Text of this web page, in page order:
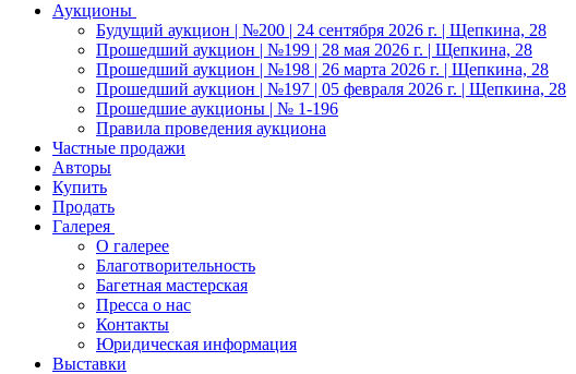
Аукционы
Будущий аукцион | №200 | 24 сентября 2026 г. | Щепкина, 28
Прошедший аукцион | №199 | 28 мая 2026 г. | Щепкина, 28
Прошедший аукцион | №198 | 26 марта 2026 г. | Щепкина, 28
Прошедший аукцион | №197 | 05 февраля 2026 г. | Щепкина, 28
Прошедшие аукционы | № 1-196
Правила проведения аукциона
Частные продажи
Авторы
Купить
Продать
Галерея
О галерее
Благотворительность
Багетная мастерская
Пресса о нас
Контакты
Юридическая информация
Выставки